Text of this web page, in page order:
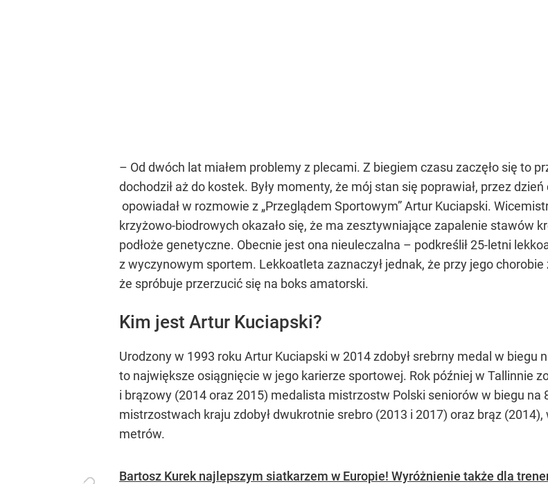
– Od dwóch lat miałem problemy z plecami. Z biegiem czasu zaczęło się to
dochodził aż do kostek. Były momenty, że mój stan się poprawiał, przez
opowiadał w rozmowie z „Przeglądem Sportowym” Artur Kuciapski.
krzyżowo-biodrowych okazało się, że ma zesztywniające zapalenie stawów
podłoże genetyczne. Obecnie jest ona nieuleczalna – podkreślił 25-letni
z wyczynowym sportem. Lekkoatleta zaznaczył jednak, że przy jego
że spróbuje przerzucić się na boks amatorski.
Kim jest Artur Kuciapski?
Urodzony w 1993 roku Artur Kuciapski w 2014 zdobył srebrny medal w
to największe osiągnięcie w jego karierze sportowej. Rok później w Tallinnie
i brązowy (2014 oraz 2015) medalista mistrzostw Polski seniorów w biegu
mistrzostwach kraju zdobył dwukrotnie srebro (2013 i 2017) oraz brąz
metrów.
Bartosz Kurek najlepszym siatkarzem w Europie! Wyróżnienie także dla